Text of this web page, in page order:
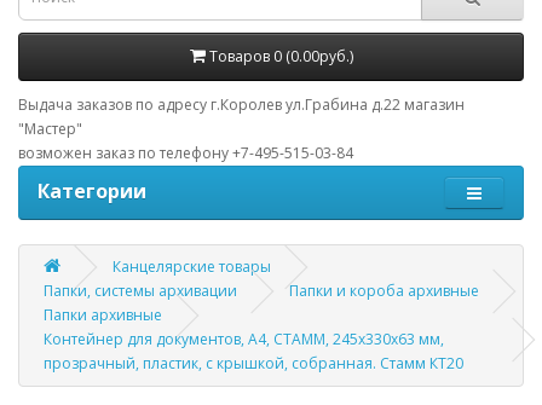
Товаров 0 (0.00руб.)
Выдача заказов по адресу г.Королев ул.Грабина д.22 магазин
"Мастер"
возможен заказ по телефону +7-495-515-03-84
Категории
Канцелярские товары
Папки, системы архивации
Папки и короба архивные
Папки архивные
Контейнер для документов, А4, СТАММ, 245х330х63 мм,
прозрачный, пластик, с крышкой, собранная. Стамм КТ20